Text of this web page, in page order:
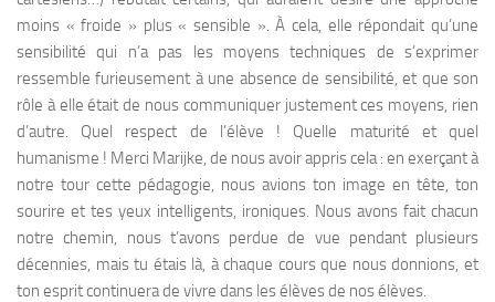
moins « froide » plus « sensible ». À cela, elle répondait qu’une
sensibilité qui n’a pas les moyens techniques de s’exprimer
ressemble furieusement à une absence de sensibilité, et que son
rôle à elle était de nous communiquer justement ces moyens, rien
d’autre. Quel respect de l’élève ! Quelle maturité et quel
humanisme ! Merci Marijke, de nous avoir appris cela : en exerçant à
notre tour cette pédagogie, nous avions ton image en tête, ton
sourire et tes yeux intelligents, ironiques. Nous avons fait chacun
notre chemin, nous t’avons perdue de vue pendant plusieurs
décennies, mais tu étais là, à chaque cours que nous donnions, et
ton esprit continuera de vivre dans les élèves de nos élèves.